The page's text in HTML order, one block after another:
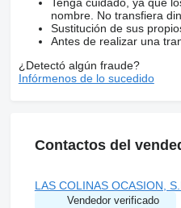
nombre. No transfiera
Sustitución de sus
Antes de realizar una
¿Detectó algún fraude?
Infórmenos de lo sucedido
Contactos del
LAS COLINAS OCASION,
Vendedor verificado